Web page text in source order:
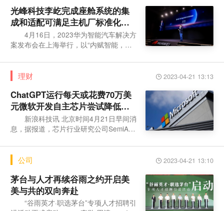
光峰科技李屹完成座舱系统的集
成和适配可满足主机厂标准化或
创新化需求
4月16日，2023华为智能汽车解决方
案发布会在上海举行，以“内赋智能，焕
能驾驶系统及
2023-04-21 13:13
理财
ChatGPT运行每天或花费70万美
元微软开发自主芯片尝试降低成
新浪科技讯 北京时间4月21日早间消
息，据报道，芯片行业研究公司SemiAna
l）表示，
2023-04-21 13:10
公司
茅台与人才再续谷雨之约开启美
美与共的双向奔赴
“谷雨英才·职选茅台”专项人才招聘引